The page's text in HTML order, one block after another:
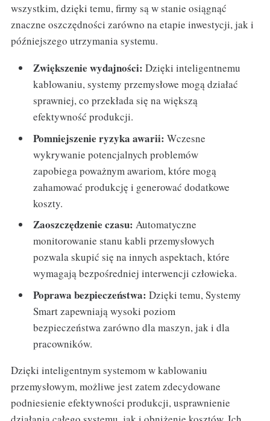
wszystkim, dzięki temu, firmy są w stanie osiągnąć
znaczne oszczędności zarówno na etapie inwestycji, jak i
późniejszego utrzymania systemu.
Zwiększenie wydajności: Dzięki inteligentnemu
kablowaniu, systemy przemysłowe mogą działać
sprawniej, co przekłada się na większą
efektywność produkcji.
Pomniejszenie ryzyka awarii: Wczesne
wykrywanie potencjalnych problemów
zapobiega poważnym awariom, które mogą
zahamować produkcję i generować dodatkowe
koszty.
Zaoszczędzenie czasu: Automatyczne
monitorowanie stanu kabli przemysłowych
pozwala skupić się na innych aspektach, które
wymagają bezpośredniej interwencji człowieka.
Poprawa bezpieczeństwa: Dzięki temu, Systemy
Smart zapewniają wysoki poziom
bezpieczeństwa zarówno dla maszyn, jak i dla
pracowników.
Dzięki inteligentnym systemom w kablowaniu
przemysłowym, możliwe jest zatem zdecydowane
podniesienie efektywności produkcji, usprawnienie